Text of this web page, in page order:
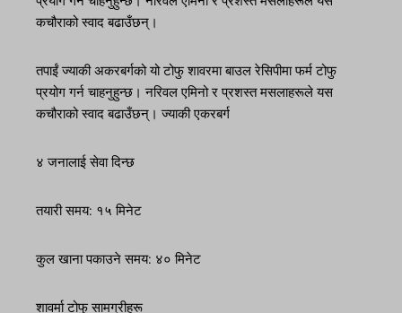
कचौराको स्वाद बढाउँछन्।
तपाईं ज्याकी अकरबर्गको यो टोफु शावरमा बाउल रेसिपीमा फर्म टोफु
प्रयोग गर्न चाहनुहुन्छ। नरिवल एमिनो र प्रशस्त मसलाहरूले यस
कचौराको स्वाद बढाउँछन्। ज्याकी एकरबर्ग
४ जनालाई सेवा दिन्छ
तयारी समय: १५ मिनेट
कुल खाना पकाउने समय: ४० मिनेट
शावर्मा टोफु सामग्रीहरू